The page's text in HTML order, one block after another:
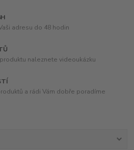
adresu do 48 hodin
naleznete videoukázku
a rádi Vám dobře poradíme